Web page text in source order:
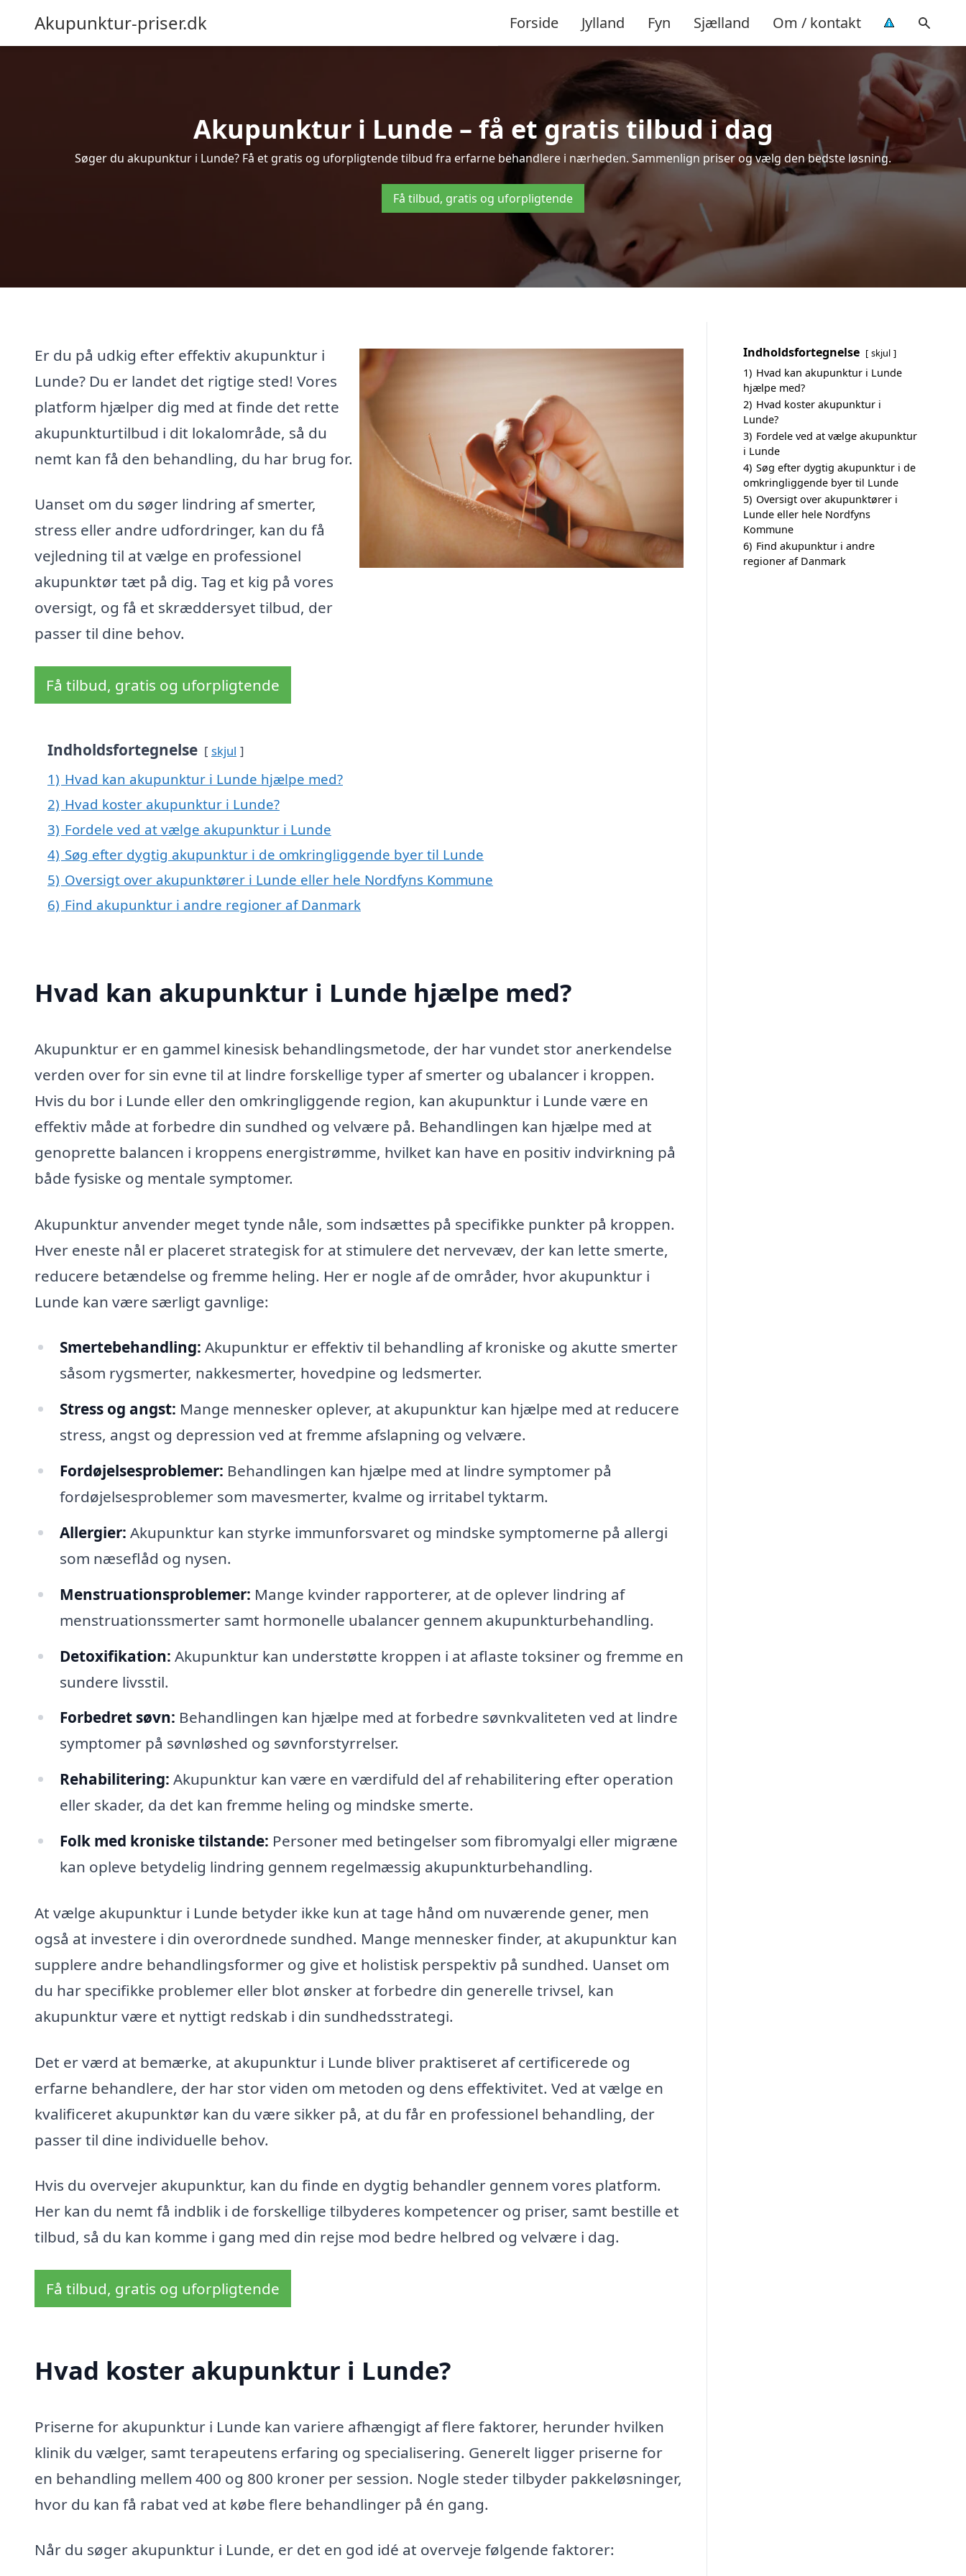
Akupunktur-priser.dk Forside Jylland Fyn Sjælland Om / kontakt
Akupunktur i Lunde – få et gratis tilbud i dag
Søger du akupunktur i Lunde? Få et gratis og uforpligtende tilbud fra erfarne behandlere i nærheden. Sammenlign priser og vælg den bedste løsning.
Få tilbud, gratis og uforpligtende
Er du på udkig efter effektiv akupunktur i
Lunde? Du er landet det rigtige sted! Vores
platform hjælper dig med at finde det rette
akupunkturtilbud i dit lokalområde, så du
nemt kan få den behandling, du har brug for.
Uanset om du søger lindring af smerter,
stress eller andre udfordringer, kan du få
vejledning til at vælge en professionel
akupunktør tæt på dig. Tag et kig på vores
oversigt, og få et skræddersyet tilbud, der
passer til dine behov.
Få tilbud, gratis og uforpligtende
Indholdsfortegnelse skjul
1) Hvad kan akupunktur i Lunde hjælpe med?
2) Hvad koster akupunktur i Lunde?
3) Fordele ved at vælge akupunktur i Lunde
4) Søg efter dygtig akupunktur i de omkringliggende byer til Lunde
5) Oversigt over akupunktører i Lunde eller hele Nordfyns Kommune
6) Find akupunktur i andre regioner af Danmark
Hvad kan akupunktur i Lunde hjælpe med?
Akupunktur er en gammel kinesisk behandlingsmetode, der har vundet stor anerkendelse
verden over for sin evne til at lindre forskellige typer af smerter og ubalancer i kroppen.
Hvis du bor i Lunde eller den omkringliggende region, kan akupunktur i Lunde være en
effektiv måde at forbedre din sundhed og velvære på. Behandlingen kan hjælpe med at
genoprette balancen i kroppens energistrømme, hvilket kan have en positiv indvirkning på
både fysiske og mentale symptomer.
Akupunktur anvender meget tynde nåle, som indsættes på specifikke punkter på kroppen.
Hver eneste nål er placeret strategisk for at stimulere det nervevæv, der kan lette smerte,
reducere betændelse og fremme heling. Her er nogle af de områder, hvor akupunktur i
Lunde kan være særligt gavnlige:
Smertebehandling: Akupunktur er effektiv til behandling af kroniske og akutte smerter
såsom rygsmerter, nakkesmerter, hovedpine og ledsmerter.
Stress og angst: Mange mennesker oplever, at akupunktur kan hjælpe med at reducere
stress, angst og depression ved at fremme afslapning og velvære.
Fordøjelsesproblemer: Behandlingen kan hjælpe med at lindre symptomer på
fordøjelsesproblemer som mavesmerter, kvalme og irritabel tyktarm.
Allergier: Akupunktur kan styrke immunforsvaret og mindske symptomerne på allergi
som næseflåd og nysen.
Menstruationsproblemer: Mange kvinder rapporterer, at de oplever lindring af
menstruationssmerter samt hormonelle ubalancer gennem akupunkturbehandling.
Detoxifikation: Akupunktur kan understøtte kroppen i at aflaste toksiner og fremme en
sundere livsstil.
Forbedret søvn: Behandlingen kan hjælpe med at forbedre søvnkvaliteten ved at lindre
symptomer på søvnløshed og søvnforstyrrelser.
Rehabilitering: Akupunktur kan være en værdifuld del af rehabilitering efter operation
eller skader, da det kan fremme heling og mindske smerte.
Folk med kroniske tilstande: Personer med betingelser som fibromyalgi eller migræne
kan opleve betydelig lindring gennem regelmæssig akupunkturbehandling.
At vælge akupunktur i Lunde betyder ikke kun at tage hånd om nuværende gener, men
også at investere i din overordnede sundhed. Mange mennesker finder, at akupunktur kan
supplere andre behandlingsformer og give et holistisk perspektiv på sundhed. Uanset om
du har specifikke problemer eller blot ønsker at forbedre din generelle trivsel, kan
akupunktur være et nyttigt redskab i din sundhedsstrategi.
Det er værd at bemærke, at akupunktur i Lunde bliver praktiseret af certificerede og
erfarne behandlere, der har stor viden om metoden og dens effektivitet. Ved at vælge en
kvalificeret akupunktør kan du være sikker på, at du får en professionel behandling, der
passer til dine individuelle behov.
Hvis du overvejer akupunktur, kan du finde en dygtig behandler gennem vores platform.
Her kan du nemt få indblik i de forskellige tilbyderes kompetencer og priser, samt bestille et
tilbud, så du kan komme i gang med din rejse mod bedre helbred og velvære i dag.
Få tilbud, gratis og uforpligtende
Hvad koster akupunktur i Lunde?
Priserne for akupunktur i Lunde kan variere afhængigt af flere faktorer, herunder hvilken
klinik du vælger, samt terapeutens erfaring og specialisering. Generelt ligger priserne for
en behandling mellem 400 og 800 kroner per session. Nogle steder tilbyder pakkeløsninger,
hvor du kan få rabat ved at købe flere behandlinger på én gang.
Når du søger akupunktur i Lunde, er det en god idé at overveje følgende faktorer:
Indholdsfortegnelse skjul
1) Hvad kan akupunktur i Lunde
hjælpe med?
2) Hvad koster akupunktur i
Lunde?
3) Fordele ved at vælge akupunktur
i Lunde
4) Søg efter dygtig akupunktur i de
omkringliggende byer til Lunde
5) Oversigt over akupunktører i
Lunde eller hele Nordfyns
Kommune
6) Find akupunktur i andre
regioner af Danmark